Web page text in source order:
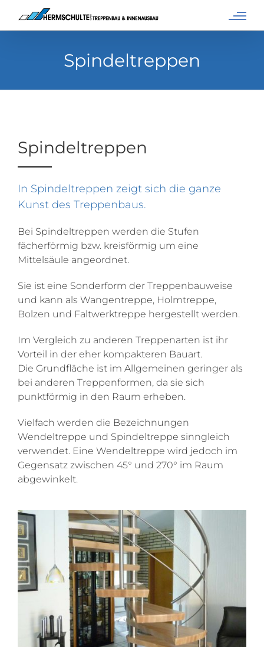
Inhalt
springen
Spindeltreppen
Spindeltreppen
In Spindeltreppen zeigt sich die ganze
Kunst des Treppenbaus.
Bei Spindeltreppen werden die Stufen
fächerförmig bzw. kreisförmig um eine
Mittelsäule angeordnet.
Sie ist eine Sonderform der Treppenbauweise
und kann als Wangentreppe, Holmtreppe,
Bolzen und Faltwerktreppe hergestellt werden.
Im Vergleich zu anderen Treppenarten ist ihr
Vorteil in der eher kompakteren Bauart.
Die Grundfläche ist im Allgemeinen geringer als
bei anderen Treppenformen, da sie sich
punktförmig in den Raum erheben.
Vielfach werden die Bezeichnungen
Wendeltreppe und Spindeltreppe sinngleich
verwendet. Eine Wendeltreppe wird jedoch im
Gegensatz zwischen 45° und 270° im Raum
abgewinkelt.